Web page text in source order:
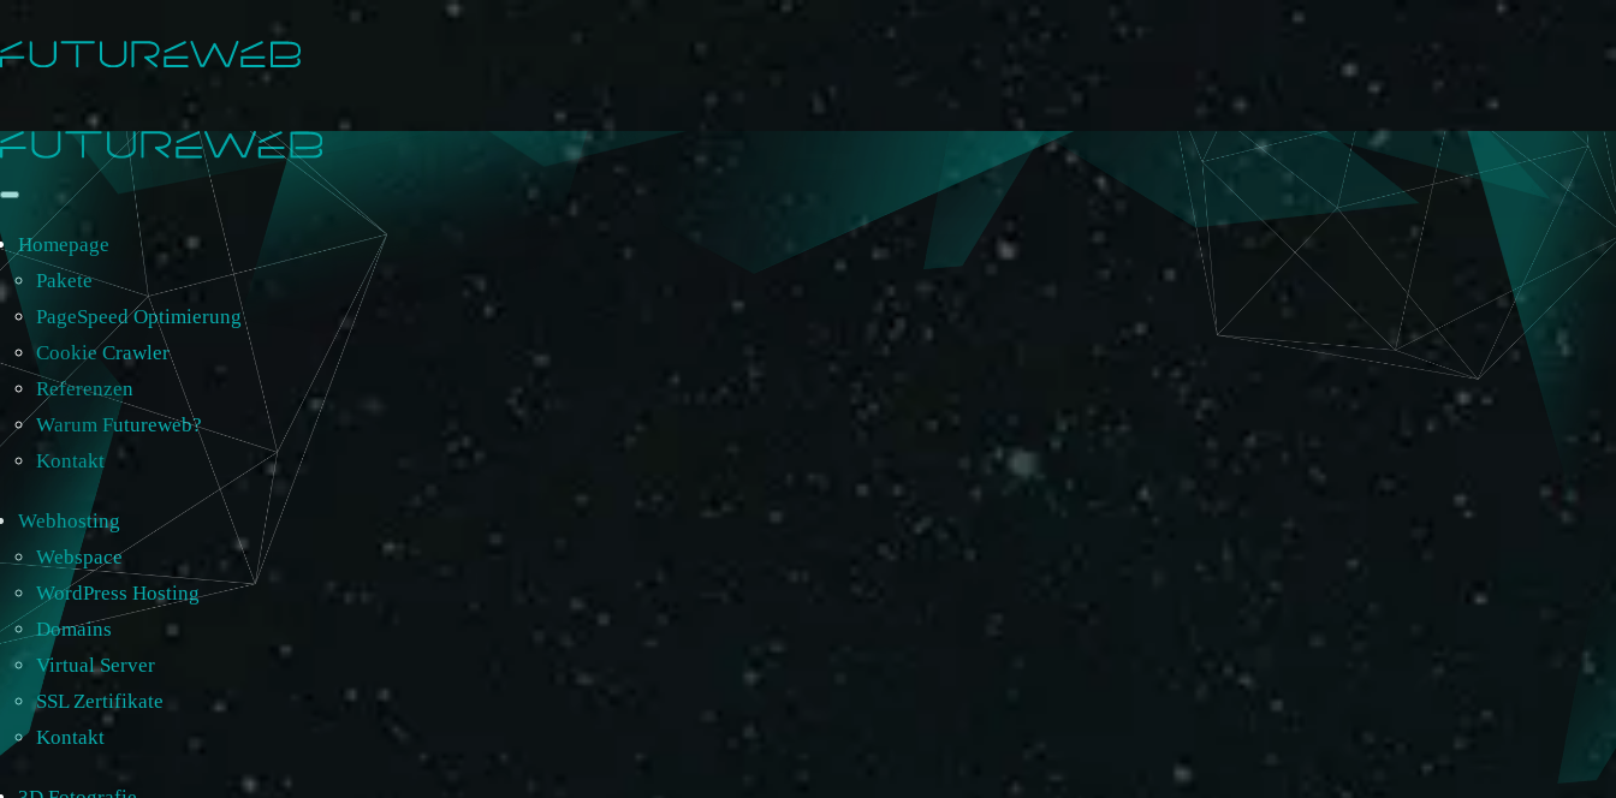
Homepage
Pakete
PageSpeed Optimierung
Cookie Crawler
Referenzen
Warum Futureweb?
Kontakt
Webhosting
Webspace
WordPress Hosting
Domains
Virtual Server
SSL Zertifikate
Kontakt